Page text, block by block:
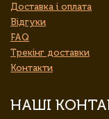
Доставка і оплата
Відгуки
FAQ
Трекінг доставки
Контакти
НАШІ